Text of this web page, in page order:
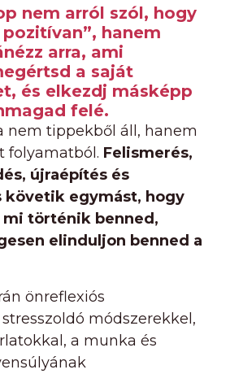
nem arról szól, hogy
hanem
arra, ami
a saját
és elkezdj másképp
felé.
nem tippekből áll, hanem
folyamatból. Felismerés,
újraépítés és
követik egymást, hogy
mi történik benned,
elinduljon benned a
önreflexiós
módszerekkel,
a munka és